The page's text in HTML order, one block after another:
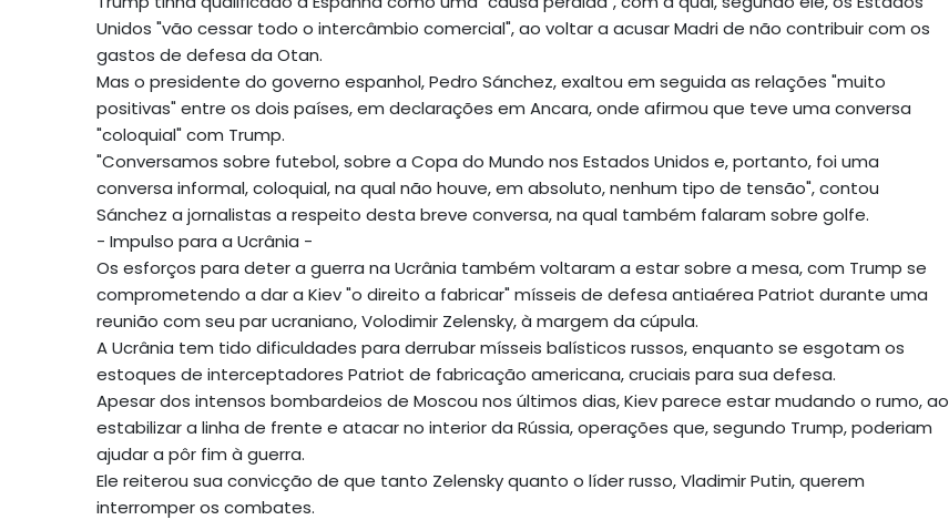
Unidos "vão cessar todo o intercâmbio comercial", ao voltar a acusar Madri de não contribuir com os
gastos de defesa da Otan.
Mas o presidente do governo espanhol, Pedro Sánchez, exaltou em seguida as relações "muito
positivas" entre os dois países, em declarações em Ancara, onde afirmou que teve uma conversa
"coloquial" com Trump.
"Conversamos sobre futebol, sobre a Copa do Mundo nos Estados Unidos e, portanto, foi uma
conversa informal, coloquial, na qual não houve, em absoluto, nenhum tipo de tensão", contou
Sánchez a jornalistas a respeito desta breve conversa, na qual também falaram sobre golfe.
- Impulso para a Ucrânia -
Os esforços para deter a guerra na Ucrânia também voltaram a estar sobre a mesa, com Trump se
comprometendo a dar a Kiev "o direito a fabricar" mísseis de defesa antiaérea Patriot durante uma
reunião com seu par ucraniano, Volodimir Zelensky, à margem da cúpula.
A Ucrânia tem tido dificuldades para derrubar mísseis balísticos russos, enquanto se esgotam os
estoques de interceptadores Patriot de fabricação americana, cruciais para sua defesa.
Apesar dos intensos bombardeios de Moscou nos últimos dias, Kiev parece estar mudando o rumo, ao
estabilizar a linha de frente e atacar no interior da Rússia, operações que, segundo Trump, poderiam
ajudar a pôr fim à guerra.
Ele reiterou sua convicção de que tanto Zelensky quanto o líder russo, Vladimir Putin, querem
interromper os combates.